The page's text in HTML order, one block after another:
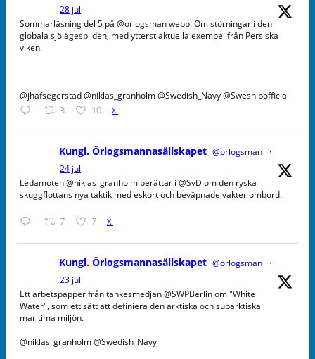
28 jul
Sommarläsning del 5 på @orlogsman webb. Om störningar i den
globala sjölägesbilden, med ytterst aktuella exempel från Persiska
viken.
@jhafsegerstad @niklas_granholm @Swedish_Navy @Sweshipofficial
3 10 X
Kungl. Örlogsmannasällskapet @orlogsman
·
24 jul
Ledamoten @niklas_granholm berättar i @SvD om den ryska
skuggflottans nya taktik med eskort och beväpnade vakter ombord.
7 7 X
Kungl. Örlogsmannasällskapet @orlogsman
·
23 jul
Ett arbetspapper från tankesmedjan @SWPBerlin om "White
Water", som ett sätt att definiera den arktiska och subarktiska
maritima miljön.
@niklas_granholm @Swedish_Navy